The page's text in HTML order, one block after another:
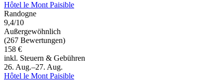
Hôtel le Mont Paisible
Randogne
9,4/10
Außergewöhnlich
(267 Bewertungen)
158 €
inkl. Steuern & Gebühren
26. Aug.–27. Aug.
Hôtel le Mont Paisible